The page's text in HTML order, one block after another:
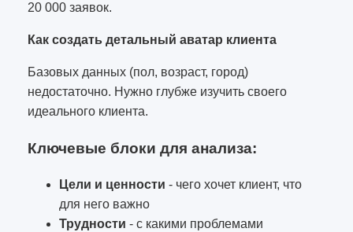
20 000 заявок.
Как создать детальный аватар клиента
Базовых данных (пол, возраст, город)
недостаточно. Нужно глубже изучить своего
идеального клиента.
Ключевые блоки для анализа:
Цели и ценности - чего хочет клиент, что
для него важно
Трудности - с какими проблемами